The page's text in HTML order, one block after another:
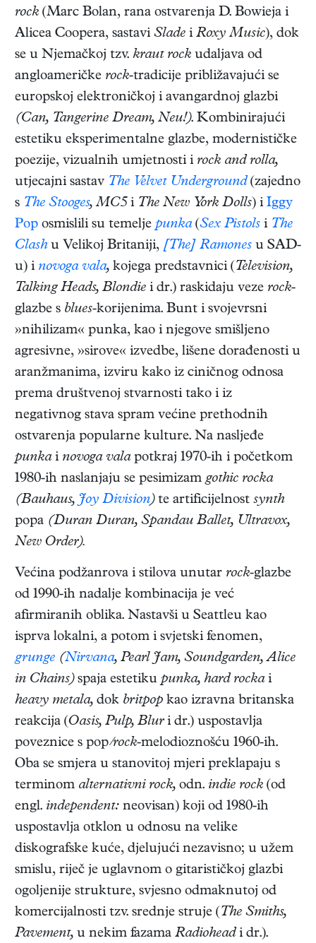
rock (Marc Bolan, rana ostvarenja D. Bowieja i
Alicea Coopera, sastavi Slade i Roxy Music), dok
se u Njemačkoj tzv. kraut rock udaljava od
angloameričke rock-tradicije približavajući se
europskoj elektroničkoj i avangardnoj glazbi
(Can, Tangerine Dream, Neu!). Kombinirajući
estetiku eksperimentalne glazbe, modernističke
poezije, vizualnih umjetnosti i rock and rolla,
utjecajni sastav The Velvet Underground(zajedno
s The Stooges, MC5 i The New York Dolls) i Iggy
Pop osmislili su temeljepunka(Sex Pistols i The
Clashu Velikoj Britaniji, [The] Ramones u SAD-
u) i novoga vala, kojega predstavnici (Television,
Talking Heads, Blondie i dr.) raskidaju veze rock-
glazbe s blues-korijenima. Bunt i svojevrsni
»nihilizam« punka, kao i njegove smišljeno
agresivne, »sirove« izvedbe, lišene dorađenosti u
aranžmanima, izviru kako iz ciničnog odnosa
prema društvenoj stvarnosti tako i iz
negativnog stava spram većine prethodnih
ostvarenja popularne kulture. Na nasljeđe
punkai novoga valapotkraj 1970-ih i početkom
1980-ih naslanjaju se pesimizamgothic rocka
(Bauhaus,Joy Division)te artificijelnost synth
popa (Duran Duran, Spandau Ballet, Ultravox,
New Order).
Većina podžanrova i stilova unutar rock-glazbe
od 1990-ih nadalje kombinacija je već
afirmiranih oblika. Nastavši u Seattleu kao
isprva lokalni, a potom i svjetski fenomen,
grunge (Nirvana, Pearl Jam, Soundgarden, Alice
in Chains)spaja estetikupunka, hard rockai
heavy metala, dok britpop kao izravna britanska
reakcija (Oasis, Pulp, Bluri dr.) uspostavlja
poveznice s pop/rock-melodioznošću 1960-ih.
Oba se smjera u stanovitoj mjeri preklapaju s
terminom alternativni rock, odn. indie rock (od
engl. independent: neovisan) koji od 1980-ih
uspostavlja otklon u odnosu na velike
diskografske kuće, djelujući nezavisno; u užem
smislu, riječ je uglavnom o gitarističkoj glazbi
ogoljenije strukture, svjesno odmaknutoj od
komercijalnosti tzv. srednje struje (The Smiths,
Pavement, u nekim fazama Radioheadi dr.).